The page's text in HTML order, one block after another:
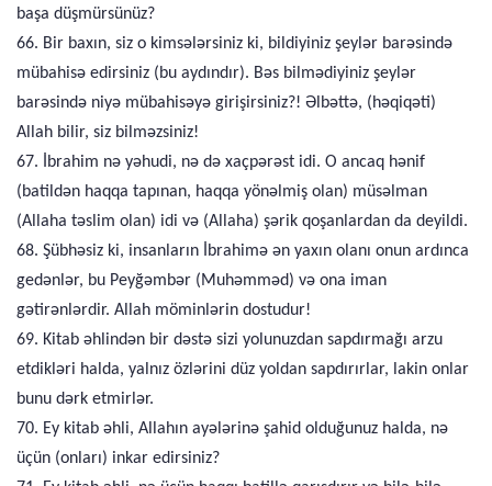
başa düşmürsünüz?
66. Bir baxın, siz o kimsələrsiniz ki, bildiyiniz şeylər barəsində
mübahisə edirsiniz (bu aydındır). Bəs bilmədiyiniz şeylər
barəsində niyə mübahisəyə girişirsiniz?! Əlbəttə, (həqiqəti)
Allah bilir, siz bilməzsiniz!
67. İbrahim nə yəhudi, nə də xaçpərəst idi. O ancaq hənif
(batildən haqqa tapınan, haqqa yönəlmiş olan) müsəlman
(Allaha təslim olan) idi və (Allaha) şərik qoşanlardan da deyildi.
68. Şübhəsiz ki, insanların İbrahimə ən yaxın olanı onun ardınca
gedənlər, bu Peyğəmbər (Muhəmməd) və ona iman
gətirənlərdir. Allah möminlərin dostudur!
69. Kitab əhlindən bir dəstə sizi yolunuzdan sapdırmağı arzu
etdikləri halda, yalnız özlərini düz yoldan sapdırırlar, lakin onlar
bunu dərk etmirlər.
70. Ey kitab əhli, Allahın ayələrinə şahid olduğunuz halda, nə
üçün (onları) inkar edirsiniz?